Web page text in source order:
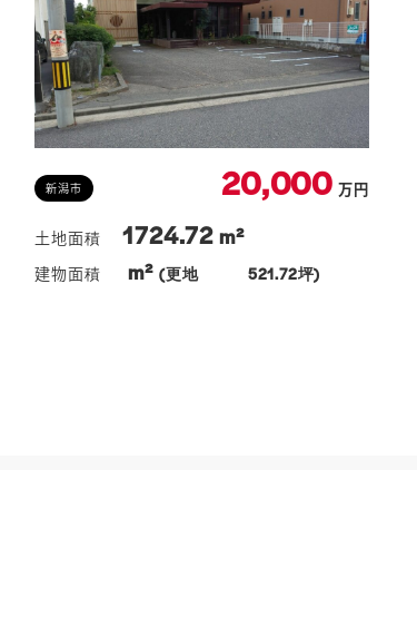
新潟市 20,000 万円
1724.72 m²
m² (更地 521.72坪)